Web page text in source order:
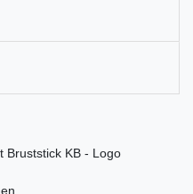
Bruststick KB - Logo